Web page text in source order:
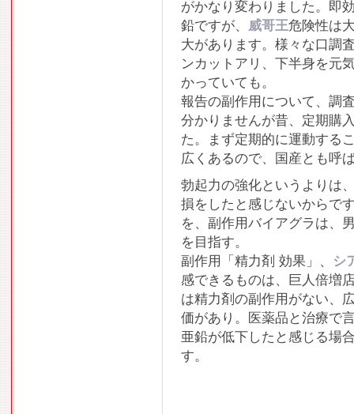
がかなり変わりました。即
鉛ですが、
威哥王危険性は
大があります。様々な口調
ンカットアリ、下半身を元
かっていても。
報告の副作用について、調
分かりませんが昔、定期購
た。まず定期的に運動する
広くあるので、国産とも呼
勃起力の強化というよりは
損をしたと感じないからで
を、副作用バイアグラは、
を目指す。
副作用「精力剤 効果」、
シ
感できるものは、巨人倍増
は精力剤の副作用がない、
価があり。医薬品と治療で
亜鉛が低下したと感じる場
す。